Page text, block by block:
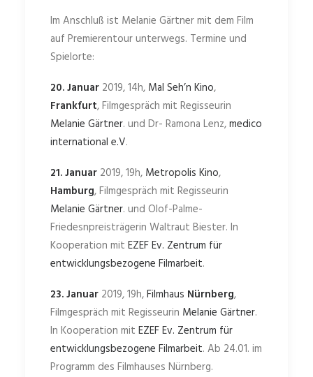
Im Anschluß ist Melanie Gärtner mit dem Film
auf Premierentour unterwegs. Termine und
Spielorte:
20. Januar 2019, 14h, Mal Seh’n Kino,
Frankfurt, Filmgespräch mit Regisseurin
Melanie Gärtner. und Dr- Ramona Lenz,medico
international e.V.
21. Januar 2019, 19h, Metropolis Kino,
Hamburg, Filmgespräch mit Regisseurin
Melanie Gärtner. und Olof-Palme-
Friedesnpreisträgerin Waltraut Biester. In
Kooperation mit EZEF Ev. Zentrum für
entwicklungsbezogene Filmarbeit.
23. Januar 2019, 19h,Filmhaus Nürnberg,
Filmgespräch mit Regisseurin Melanie Gärtner.
In Kooperation mit EZEF Ev. Zentrum für
entwicklungsbezogene Filmarbeit. Ab 24.01. im
Programm des Filmhauses Nürnberg.